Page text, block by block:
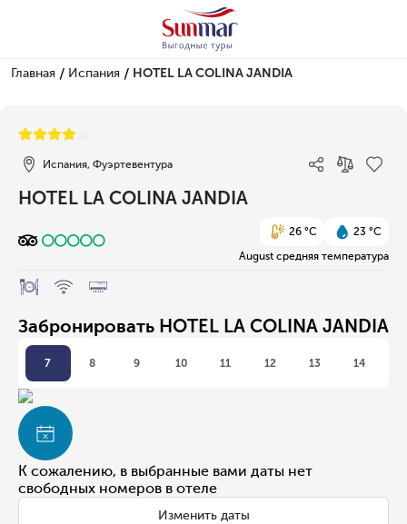
Главная / Испания / HOTEL LA COLINA JANDIA
Испания, Фуэртевентура
HOTEL LA COLINA JANDIA
26 °C
23 °C
August средняя температура
Забронировать HOTEL LA COLINA JANDIA
7 8 9 10 11 12 13 14
К сожалению, в выбранные вами даты нет
свободных номеров в отеле
Изменить даты